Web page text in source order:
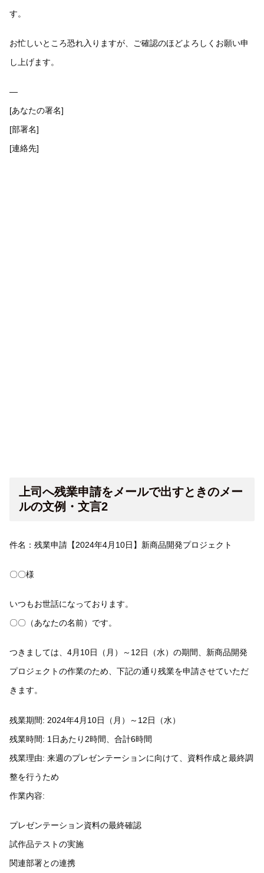
す。
お忙しいところ恐れ入りますが、ご確認のほどよろしくお願い申
し上げます。
—
[あなたの署名]
[部署名]
[連絡先]
上司へ残業申請をメールで出すときのメー
ルの文例・文言2
件名：残業申請【2024年4月10日】新商品開発プロジェクト
〇〇様
いつもお世話になっております。
〇〇（あなたの名前）です。
つきましては、4月10日（月）～12日（水）の期間、新商品開発
プロジェクトの作業のため、下記の通り残業を申請させていただ
きます。
残業期間: 2024年4月10日（月）～12日（水）
残業時間: 1日あたり2時間、合計6時間
残業理由: 来週のプレゼンテーションに向けて、資料作成と最終調
整を行うため
作業内容:
プレゼンテーション資料の最終確認
試作品テストの実施
関連部署との連携